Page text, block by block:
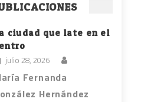
ciudad que late en el
julio 28, 2026
Fernanda
Hernández